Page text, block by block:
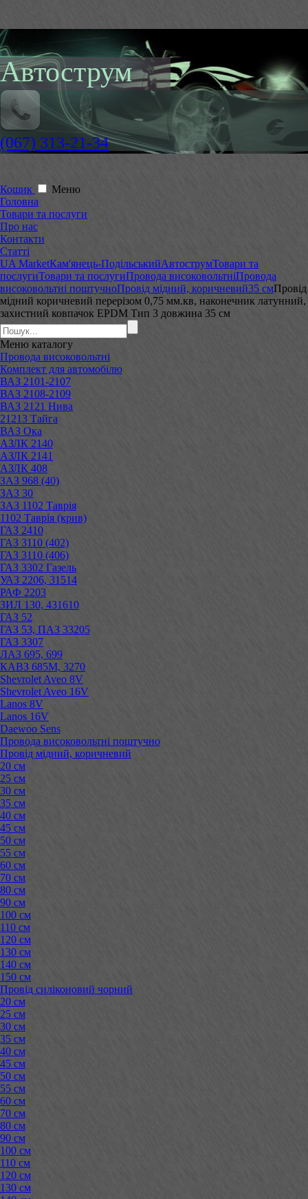
Автострум
(067) 313-21-34
Кошик
Меню
Головна
Товари та послуги
Про нас
Контакти
Статті
UA MarketКам'янець-ПодільськийАвтострумТовари та
послугиТовари та послугиПровода високовольтніПровода
високовольтні поштучноПровід мідний, коричневий35 смПровід
мідний коричневий перерізом 0,75 мм.кв, наконечник латунний,
захистний ковпачок EPDM Тип 3 довжина 35 см
Меню каталогу
Провода високовольтні
Комплект для автомобілю
ВАЗ 2101-2107
ВАЗ 2108-2109
ВАЗ 2121 Нива
21213 Тайга
ВАЗ Ока
АЗЛК 2140
АЗЛК 2141
АЗЛК 408
ЗАЗ 968 (40)
ЗАЗ 30
ЗАЗ 1102 Таврія
1102 Таврія (крив)
ГАЗ 2410
ГАЗ 3110 (402)
ГАЗ 3110 (406)
ГАЗ 3302 Газель
УАЗ 2206, 31514
РАФ 2203
ЗИЛ 130, 431610
ГАЗ 52
ГАЗ 53, ПАЗ 33205
ГАЗ 3307
ЛАЗ 695, 699
КАВЗ 685М, 3270
Shevrolet Aveo 8V
Shevrolet Aveo 16V
Lanos 8V
Lanos 16V
Daewoo Sens
Провода високовольтні поштучно
Провід мідний, коричневий
20 см
25 см
30 см
35 см
40 см
45 см
50 см
55 см
60 см
70 см
80 см
90 см
100 см
110 см
120 см
130 см
140 см
150 см
Провід силіконовий чорний
20 см
25 см
30 см
35 см
40 см
45 см
50 см
55 см
60 см
70 см
80 см
90 см
100 см
110 см
120 см
130 см